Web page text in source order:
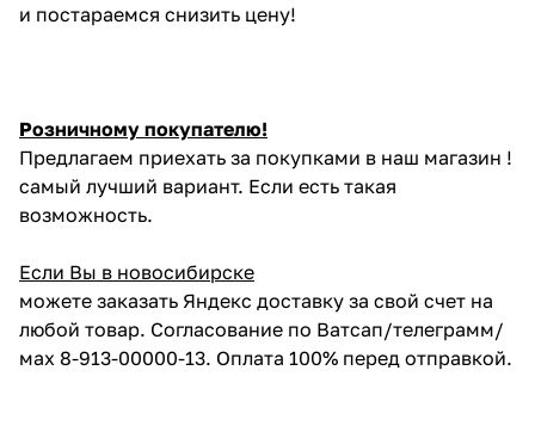
и постараемся снизить цену!
Розничному покупателю!
Предлагаем приехать за покупками в наш магазин !
самый лучший вариант. Если есть такая
возможность.
Если Вы в новосибирске
можете заказать Яндекс доставку за свой счет на
любой товар. Согласование по Ватсап/телеграмм/
мах 8-913-00000-13. Оплата 100% перед отправкой.